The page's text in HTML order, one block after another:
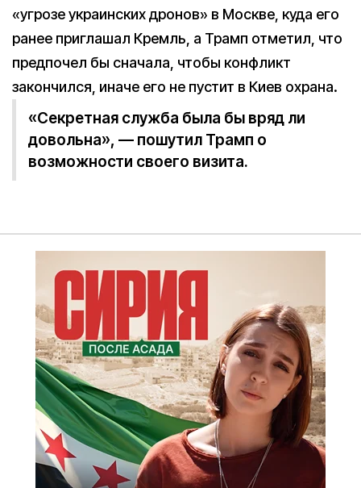
«угрозе украинских дронов» в Москве, куда его
ранее приглашал Кремль, а Трамп отметил, что
предпочел бы сначала, чтобы конфликт
закончился, иначе его не пустит в Киев охрана.
«Секретная служба была бы вряд ли
довольна», — пошутил Трамп о
возможности своего визита.